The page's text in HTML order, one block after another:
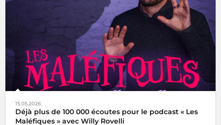
15.05.2026
Déjà plus de 100 000 écoutes pour le podcast « Les
Maléfiques » avec Willy Rovelli